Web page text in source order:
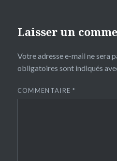
Laisser un
Votre adresse e-mail ne sera
obligatoires sont indiqués
COMMENTAIRE*